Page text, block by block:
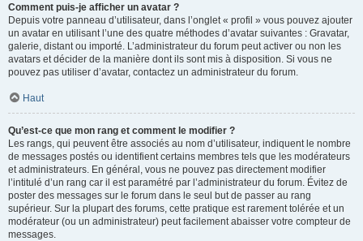
Comment puis-je afficher un avatar ?
Depuis votre panneau d’utilisateur, dans l’onglet « profil » vous pouvez ajouter
un avatar en utilisant l’une des quatre méthodes d’avatar suivantes : Gravatar,
galerie, distant ou importé. L’administrateur du forum peut activer ou non les
avatars et décider de la manière dont ils sont mis à disposition. Si vous ne
pouvez pas utiliser d’avatar, contactez un administrateur du forum.
Haut
Qu’est-ce que mon rang et comment le modifier ?
Les rangs, qui peuvent être associés au nom d’utilisateur, indiquent le nombre
de messages postés ou identifient certains membres tels que les modérateurs
et administrateurs. En général, vous ne pouvez pas directement modifier
l’intitulé d’un rang car il est paramétré par l’administrateur du forum. Évitez de
poster des messages sur le forum dans le seul but de passer au rang
supérieur. Sur la plupart des forums, cette pratique est rarement tolérée et un
modérateur (ou un administrateur) peut facilement abaisser votre compteur de
messages.